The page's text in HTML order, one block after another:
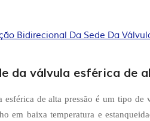
Bidirecional Da Sede Da
da válvula esférica de
de alta pressão é um tipo de
em baixa temperatura e